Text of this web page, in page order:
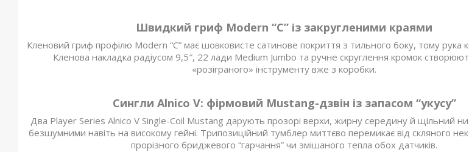
Швидкий гриф Modern “C” із закругленими краями
Кленовий гриф профілю Modern “C” має шовковисте сатинове покриття з тильного боку, тому рука
Кленова накладка радіусом 9,5″, 22 лади Medium Jumbo та ручне скруглення кромок
«розіграного» інструменту вже з коробки.
Сингли Alnico V: фірмовий Mustang-дзвін із запасом “укусy”
Два Player Series Alnico V Single-Coil Mustang дарують прозорі верхи, жирну середину й щільний
безшумними навіть на високому гейні. Трипозиційний тумблер миттєво перемикає від скляного
прорізного бриджевого “гарчання” чи змішаного тепла обох датчиків.